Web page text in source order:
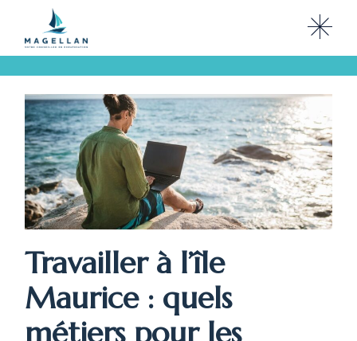
content
Travailler à l’île
Maurice : quels
métiers pour les